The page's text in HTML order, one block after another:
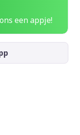
een appje!